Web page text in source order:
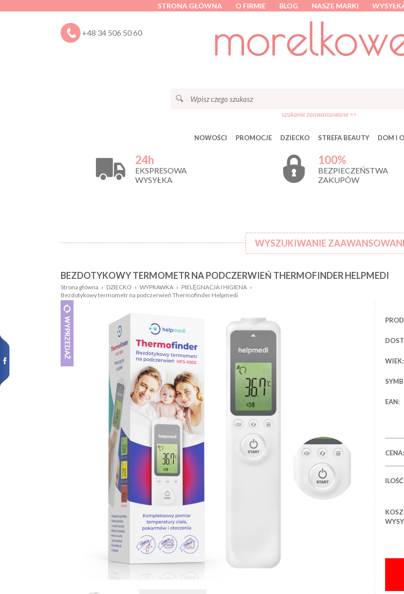
STRONA GŁÓWNA O FIRMIE BLOG NASZE MARKI
+48 34 506 50 60
szukanie zaawansowane >>
NOWOŚCI PROMOCJE DZIECKO STREFA BEAUTY DOM I
24h
EKSPRESOWA
WYSYŁKA
100%
BEZPIECZEŃSTWA
ZAKUPÓW
WYSZUKIWANIE
Nazwa:
Wiek
dziecka:
Rozmiar:
Nowości,
promocje:
Płeć:
Kolor:
Kategoria:
BEZDOTYKOWY TERMOMETR NA PODCZERWIEŃ THERMOFINDER HELPMEDI
Strona główna › DZIECKO › WYPRAWKA › PIELĘGNACJA I HIGIENA ›
Bezdotykowy termometr na podczerwień Thermofinder Helpmedi
WIEK:
EAN:
CENA: